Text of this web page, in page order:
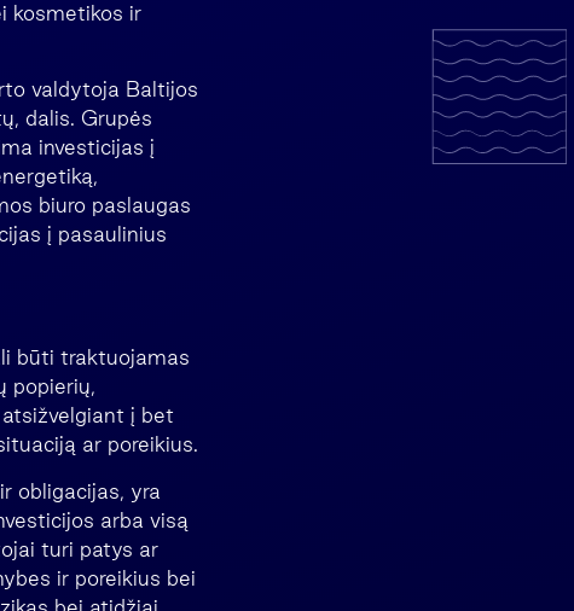
kosmetikos ir
valdytoja Baltijos
dalis. Grupės
investicijas į
biuro paslaugas
į pasaulinius
būti traktuojamas
popierių,
į bet
ar poreikius.
obligacijas, yra
arba visą
turi patys ar
ir poreikius bei